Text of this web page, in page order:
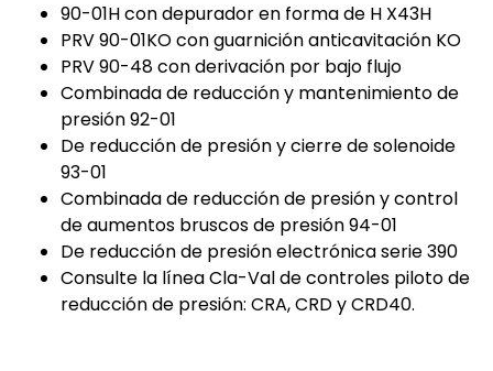
90-01H con depurador en forma de H X43H
PRV 90-01KO con guarnición anticavitación KO
PRV 90-48 con derivación por bajo flujo
Combinada de reducción y mantenimiento de
presión 92-01
De reducción de presión y cierre de solenoide
93-01
Combinada de reducción de presión y control
de aumentos bruscos de presión 94-01
De reducción de presión electrónica serie 390
Consulte la línea Cla-Val de controles piloto de
reducción de presión: CRA, CRD y CRD40.